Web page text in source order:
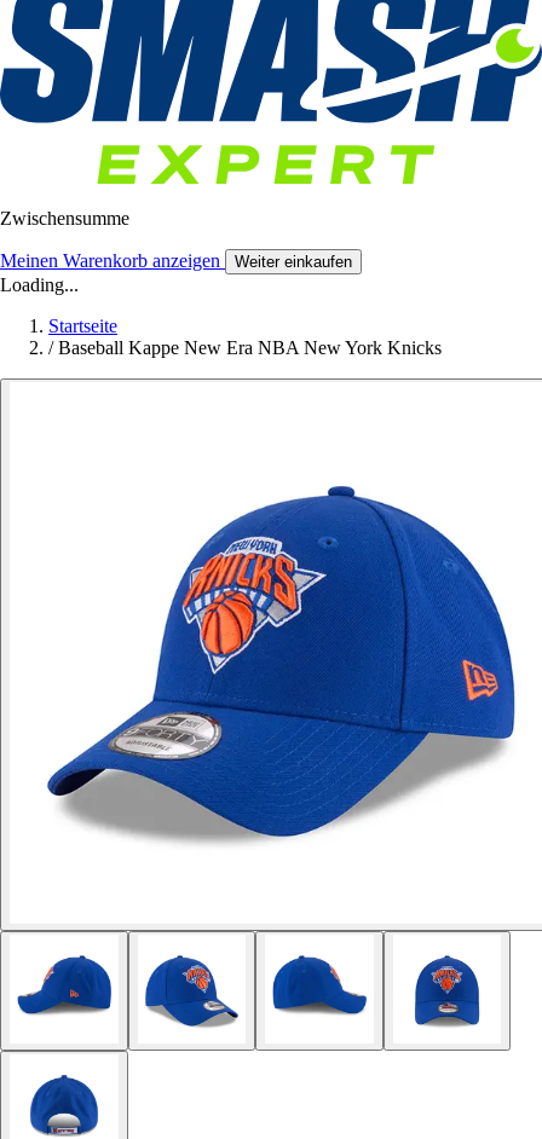
Zwischensumme
Meinen Warenkorb anzeigen Weiter einkaufen
Loading...
Startseite
/ Baseball Kappe New Era NBA New York Knicks